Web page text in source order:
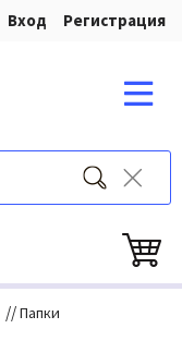
Вход Регистрация
//Папки